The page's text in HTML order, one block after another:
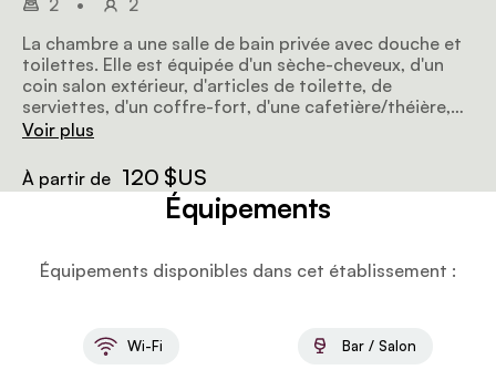
2 •
2
La chambre a une salle de bain privée avec douche et
toilettes. Elle est équipée d'un sèche-cheveux, d'un
coin salon extérieur, d'articles de toilette, de
serviettes, d'un coffre-fort, d'une cafetière/théière,
d'un frigo et de peignoirs. Les chambres sont
Voir plus
À partir de 120 $US
Équipements
Équipements disponibles dans cet établissement :
Wi-Fi Bar / Salon